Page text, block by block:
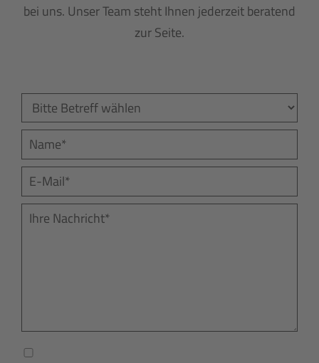
bei uns. Unser Team steht Ihnen jederzeit beratend
zur Seite.